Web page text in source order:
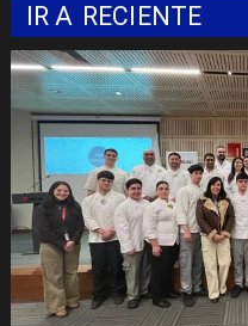
IR A RECIENTE